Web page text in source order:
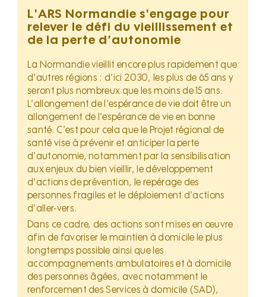
L'ARS Normandie s'engage pour
relever le défi du vieillissement et
de la perte d’autonomie
La Normandie vieillit encore plus rapidement que
d’autres régions : d’ici 2030, les plus de 65 ans y
seront plus nombreux que les moins de 15 ans.
L’allongement de l’espérance de vie doit être un
allongement de l’espérance de vie en bonne
santé. C’est pour cela que le Projet régional de
santé vise à prévenir et anticiper la perte
d’autonomie, notamment par la sensibilisation
aux enjeux du bien vieillir, le développement
d’actions de prévention, le repérage des
personnes fragiles et le déploiement d’actions
d’aller-vers.
Dans ce cadre, des actions sont mises en œuvre
afin de favoriser le maintien à domicile le plus
longtemps possible ainsi que les
accompagnements ambulatoires et à domicile
des personnes âgées, avec notamment le
renforcement des Services à domicile (SAD),